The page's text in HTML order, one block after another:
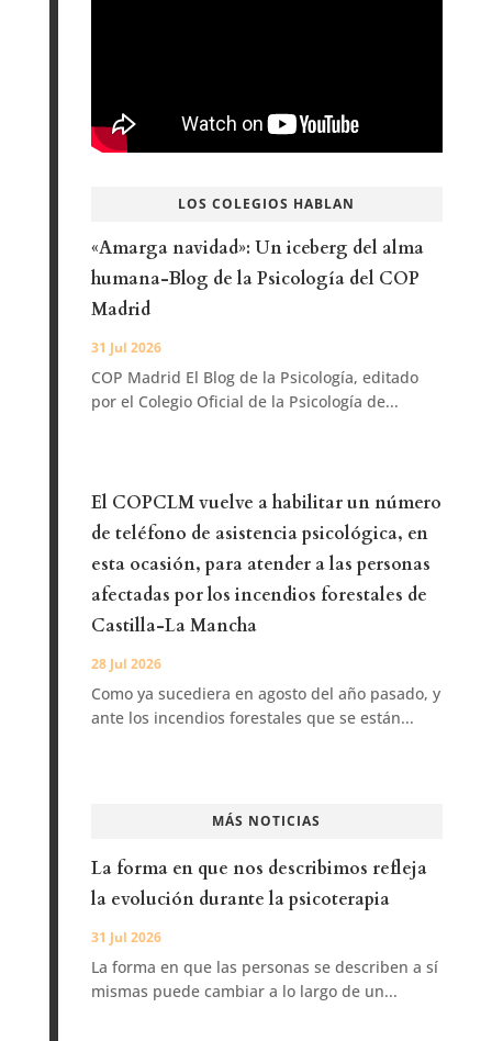
LOS COLEGIOS HABLAN
«Amarga navidad»: Un iceberg del alma
humana-Blog de la Psicología del COP
Madrid
31 Jul 2026
COP Madrid El Blog de la Psicología, editado
por el Colegio Oficial de la Psicología de...
El COPCLM vuelve a habilitar un número
de teléfono de asistencia psicológica, en
esta ocasión, para atender a las personas
afectadas por los incendios forestales de
Castilla-La Mancha
28 Jul 2026
Como ya sucediera en agosto del año pasado, y
ante los incendios forestales que se están...
MÁS NOTICIAS
La forma en que nos describimos refleja
la evolución durante la psicoterapia
31 Jul 2026
La forma en que las personas se describen a sí
mismas puede cambiar a lo largo de un...